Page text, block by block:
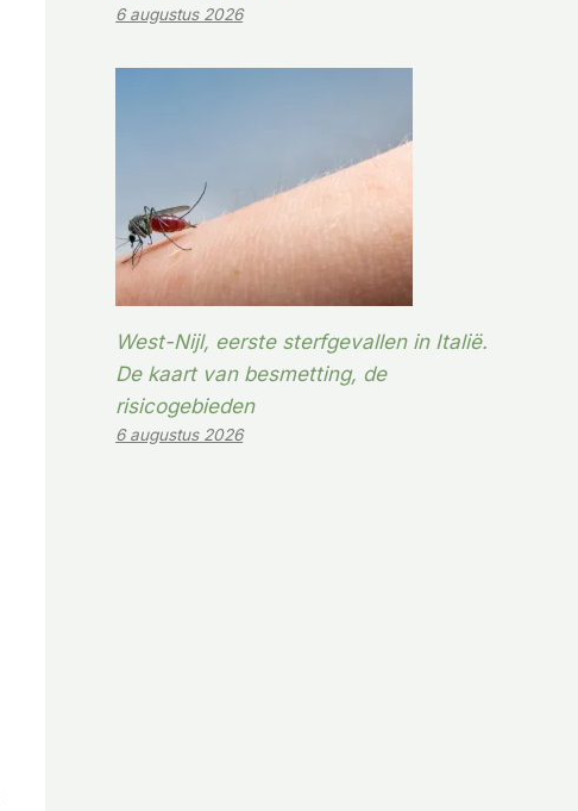
6 augustus 2026
West-Nijl, eerste sterfgevallen in Italië.
De kaart van besmetting, de
risicogebieden
6 augustus 2026